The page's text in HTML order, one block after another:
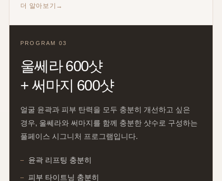
더 알아보기
PROGRAM 03
울쎄라 600샷
+ 써마지 600샷
얼굴 윤곽과 피부 탄력을 모두 충분히 개선하고 싶은
경우, 울쎄라와 써마지를 함께 충분한 샷수로 구성하는
풀페이스 시그니처 프로그램입니다.
윤곽 리프팅 충분히
피부 타이트닝 충분히